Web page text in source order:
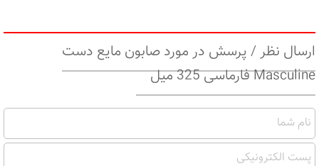
ارسال نظر / پرسش در مورد صابون مایع دست
Masculine فارماسی 325 میل